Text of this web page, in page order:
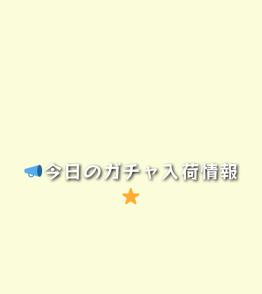
今日のガチャ入荷情報